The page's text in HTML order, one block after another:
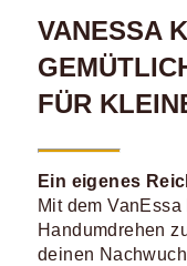
VANESSA
FÜR
Ein eigenes
Mit dem
Handumdrehen
deinen